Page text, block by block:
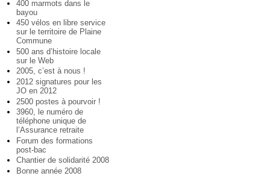
400 marmots dans le
bayou
450 vélos en libre service
sur le territoire de Plaine
Commune
500 ans d’histoire locale
sur le Web
2005, c’est à nous !
2012 signatures pour les
JO en 2012
2500 postes à pourvoir !
3960, le numéro de
téléphone unique de
l’Assurance retraite
Forum des formations
post-bac
Chantier de solidarité 2008
Bonne année 2008